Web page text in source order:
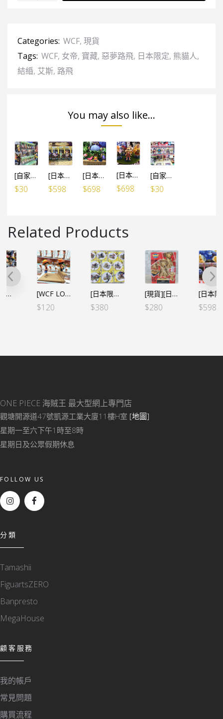
Categories: WCF, 現貨
Tags: WCF, 女帝, 寶藏, 惡夢路飛, 日本限定, 熊貓人,
結緍, 艾斯, 路飛
You may also like...
[自家設計] WCF 膠盒 (可放6盒WCF) / 5個
$30
[日本限定] 海賊王 WCF 寶藏 VOL.4 – 小梅利2號VER. (5個SET)
$598
[日本限定] 海賊王 WCF 寶藏 VOL.2 – 燒燒果實VER. (5個SET)
$698
[日本限定] 海賊王 WCF 寶藏 VOL.1 – 烈陽號VER. (5個SET)
$698
[自家設計] WCF 膠盒 (可放5盒WCF) / 5個
$30
Related Products
[WCF LOG STORIES] 海賊王 VOL.13 路飛與艾斯（行） [日本限定]日本7-11 限定金屬杯墊 全10種 [現貨][日本限定]海賊王WCF -熊本復興企劃- 路飛銅像 (單個) [日本限定] 海賊王 WCF 寶藏 VOL.4 – 腕龍5號VER. (5個SET)
ONE PIECE 海賊王 最大型網上專門店
觀塘開源道47號凱源工業大廈11樓H室 [地圖]
星期一至六下午1時至8時
星期日及公眾假期休息
FOLLOW US
分類
Tamashii
FiguartsZERO
Banpresto
MegaHouse
顧客服務
我的帳戶
常見問題
購買流程